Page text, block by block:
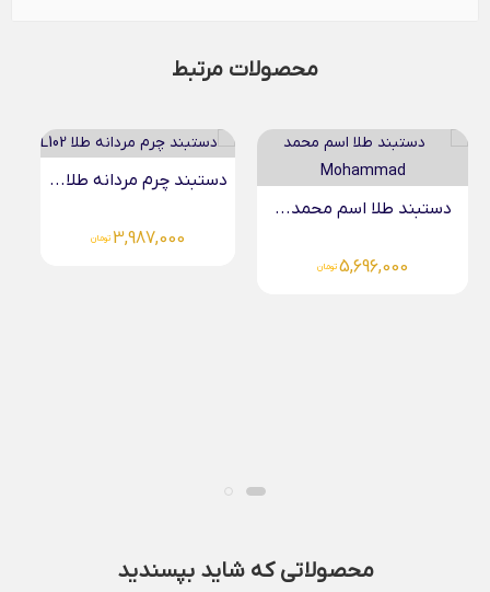
محصولات مرتبط
دستبند چرم مردانه طلا...
محصولاتی که شاید بپسندید